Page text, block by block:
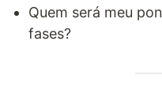
Quem será meu
fases?